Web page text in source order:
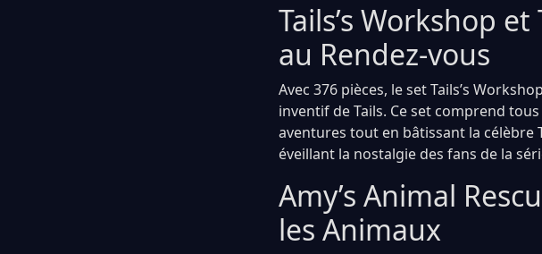
Tails’s Workshop
au Rendez-vous
Avec 376 pièces, le set Tails’s
inventif de Tails. Ce set comprend
aventures tout en bâtissant la célèbre
éveillant la nostalgie des fans de la
Amy’s Animal
les Animaux